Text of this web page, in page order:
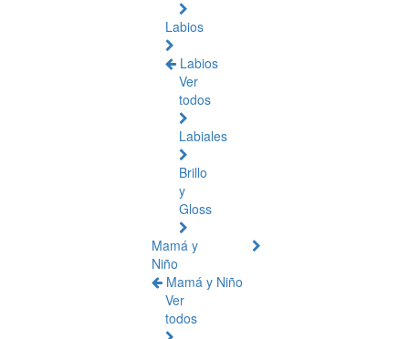
Labios
Labios
Ver
todos
Labiales
Brillo
y
Gloss
Mamá y
Niño
Mamá y Niño
Ver
todos